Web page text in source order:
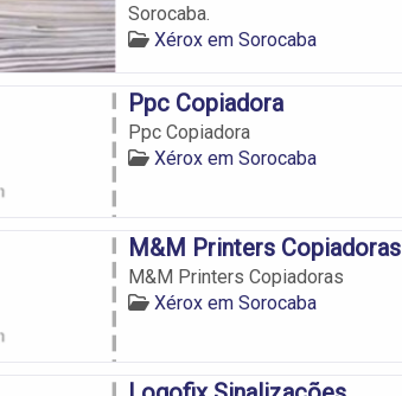
Sorocaba.
Xérox em Sorocaba
Ppc Copiadora
Ppc Copiadora
Xérox em Sorocaba
M&M Printers Copiadoras
M&M Printers Copiadoras
Xérox em Sorocaba